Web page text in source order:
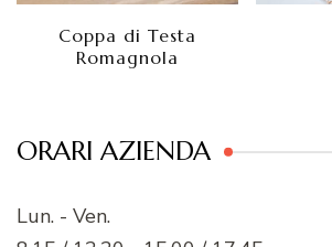
Coppa di Testa
Romagnola
ORARI AZIENDA
Lun. - Ven.